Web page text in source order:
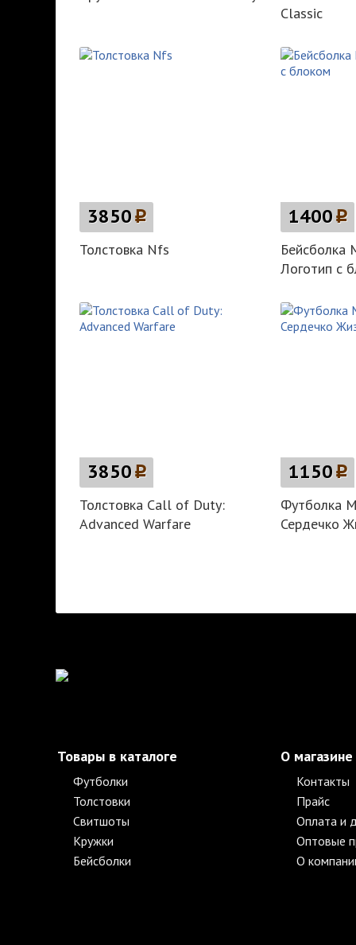
Classic
3850p
Толстовка Nfs
1400p
Бейсболка
Логотип c
3850p
Толстовка Call of Duty:
Advanced Warfare
1150p
Футболка
Сердечко
Товары в каталоге
Футболки
Толстовки
Свитшоты
Кружки
Бейсболки
О магазине
Контакты
Прайс
Оплата и
Оптовые
О